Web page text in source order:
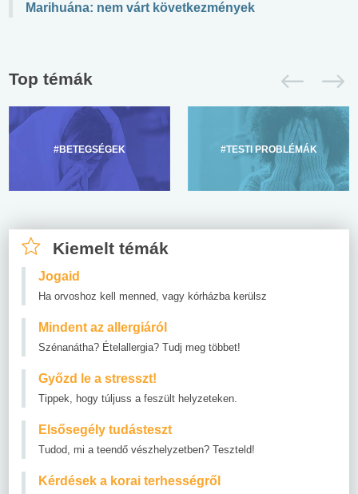
Marihuána: nem várt következmények
Top témák
#BETEGSÉGEK #TESTI PROBLÉMÁK
Kiemelt témák
Jogaid
Ha orvoshoz kell menned, vagy kórházba kerülsz
Mindent az allergiáról
Szénanátha? Ételallergia? Tudj meg többet!
Győzd le a stresszt!
Tippek, hogy túljuss a feszült helyzeteken.
Elsősegély tudásteszt
Tudod, mi a teendő vészhelyzetben? Teszteld!
Kérdések a korai terhességről